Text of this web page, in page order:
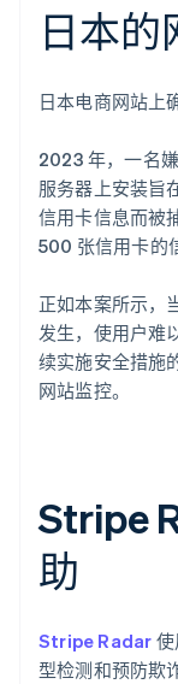
日本的
日本电商网站上
2023 年，一名
服务器上安装旨
信用卡信息而被
500 张信用卡的
正如本案所示，
发生，使用户难
续实施安全措施
网站监控。
Stripe
助
Stripe Radar
型检测和预防欺